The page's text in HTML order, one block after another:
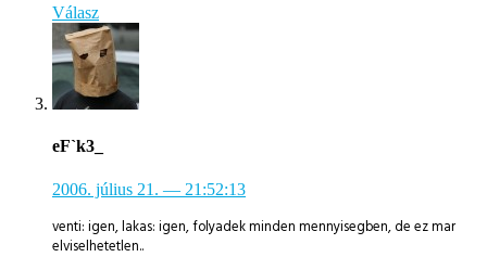
Válasz
eF`k3_
2006. július 21. — 21:52:13
venti: igen, lakas: igen, folyadek minden mennyisegben, de ez mar
elviselhetetlen..